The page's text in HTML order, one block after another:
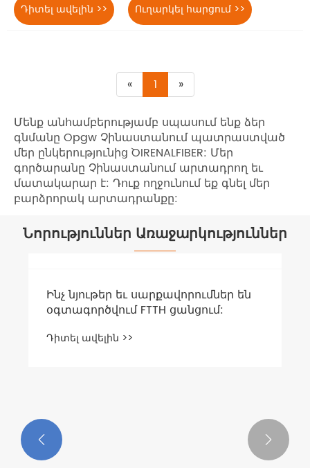
Դիտել ավելին >> Ուղարկել հարցում >>
« 1 »
Մենք անհամբերությամբ սպասում ենք ձեր
գնմանը Opgw Չինաստանում պատրաստված
մեր ընկերությունից `OIRENALFIBER: Մեր
գործարանը Չինաստանում արտադրող եւ
մատակարար է: Դուք ողջունում եք գնել մեր
բարձրորակ արտադրանքը:
Նորություններ Առաջարկություններ
Ինչ նյութեր եւ սարքավորումներ են
օգտագործվում FTTH ցանցում:
Դիտել ավելին >>
 